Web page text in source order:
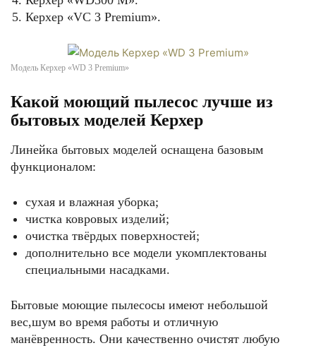
Керхер «VC 3 Premium».
Модель Керхер «WD 3 Premium»
Какой моющий пылесос лучше из
бытовых моделей Керхер
Линейка бытовых моделей оснащена базовым
функционалом:
сухая и влажная уборка;
чистка ковровых изделий;
очистка твёрдых поверхностей;
дополнительно все модели укомплектованы
специальными насадками.
Бытовые моющие пылесосы имеют небольшой
вес,шум во время работы и отличную
манёвренность. Они качественно очистят любую